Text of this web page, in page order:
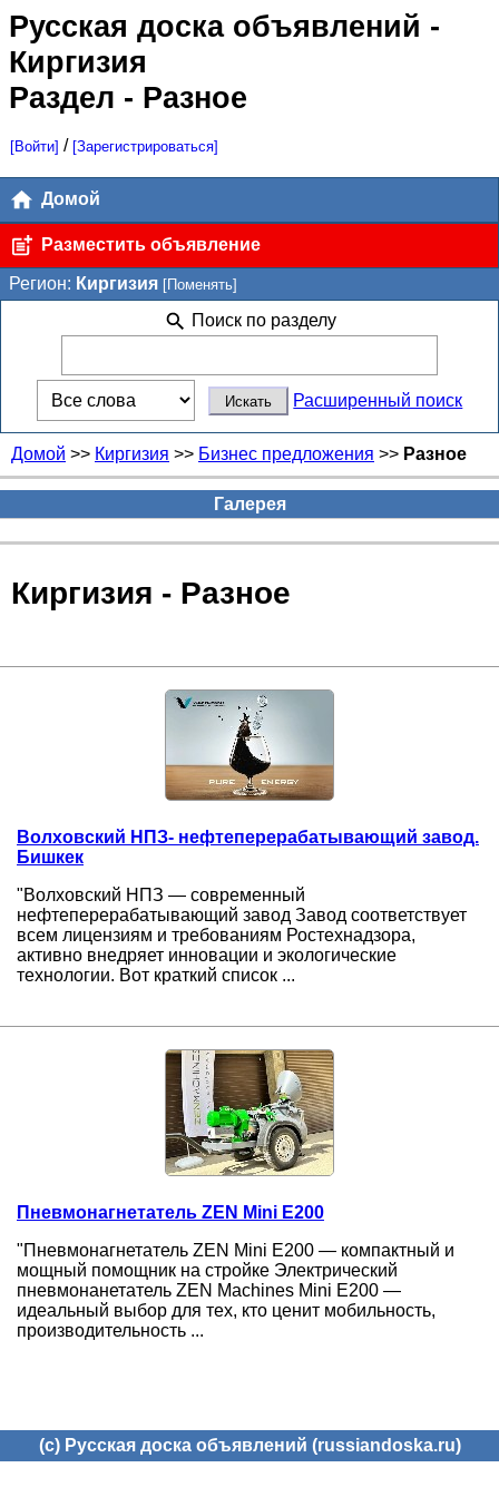
Русская доска объявлений -
Киргизия
Раздел - Разное
[Войти] / [Зарегистрироваться]
Домой
Разместить объявление
Регион: Киргизия [Поменять]
Поиск по разделу
Расширенный поиск
Домой >> Киргизия >> Бизнес предложения >> Разное
Галерея
Киргизия - Разное
Волховский НПЗ- нефтеперерабатывающий завод.
Бишкек
"Волховский НПЗ — современный
нефтеперерабатывающий завод Завод соответствует
всем лицензиям и требованиям Ростехнадзора,
активно внедряет инновации и экологические
технологии. Вот краткий список ...
Пневмонагнетатель ZEN Mini E200
"Пневмонaгнетатель ZEN Mini E200 — компактный и
мощный помощник на стройке Электрический
пневмонaнетатель ZEN Machines Mini E200 —
идеaльный выбор для тех, кто ценит мобильность,
производительность ...
(c) Русская доска объявлений (russiandoska.ru)